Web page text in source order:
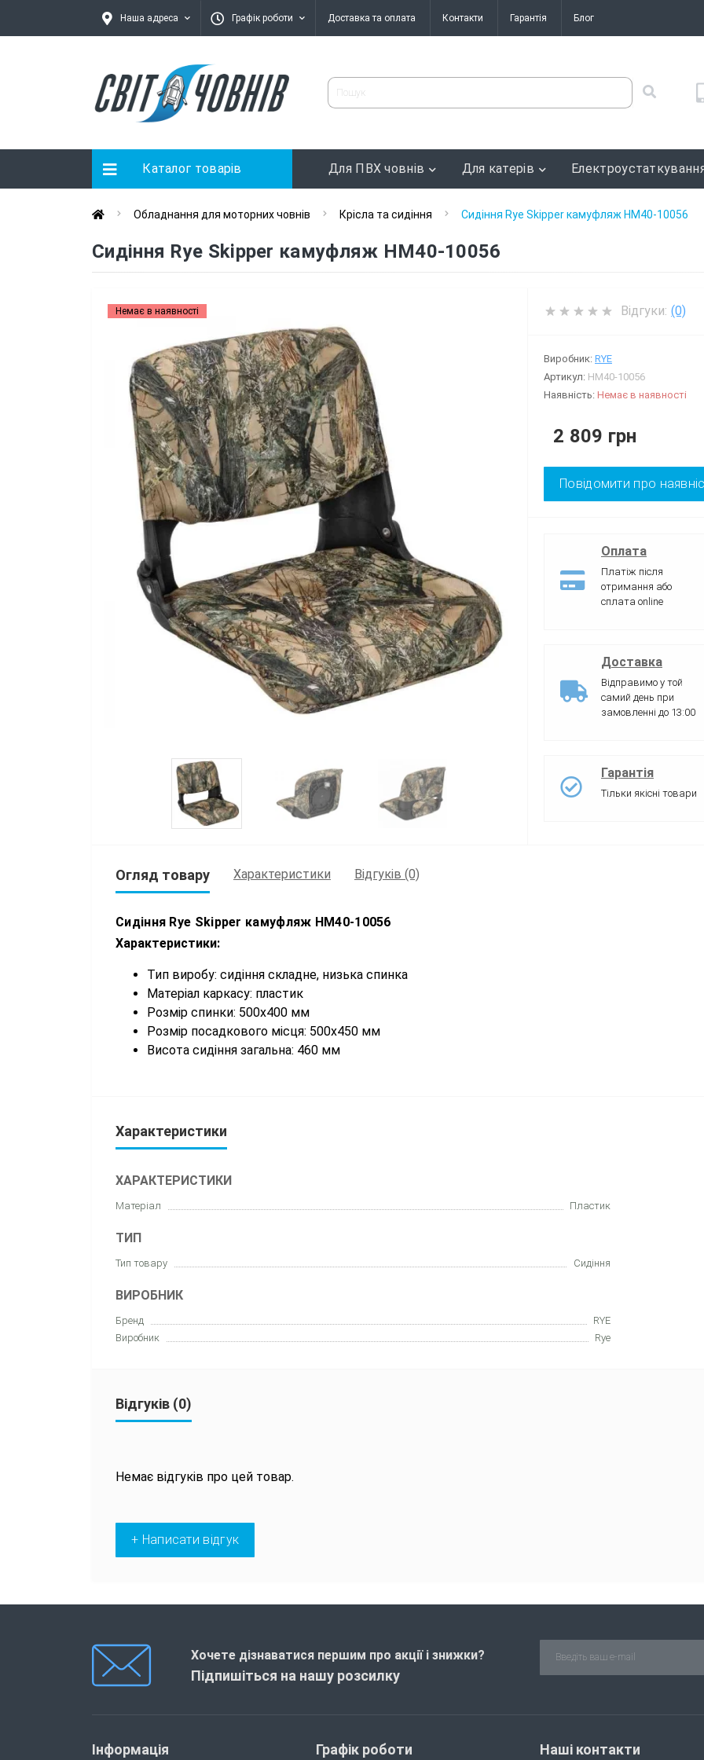
Наша адреса Графік роботи Доставка та оплата Контакти Гарантія Блог
Каталог товарів Для ПВХ човнів Для катерів
Обладнання для моторних човнів Крісла та сидіння Сидіння Rye Skipper камуфляж HM40-10056
Сидіння Rye Skipper камуфляж HM40-10056
Немає в наявності Відгуки: (0)
Виробник: RYE
Артикул: HM40-10056
Наявність: Немає в наявності
2 809 грн
Повідомити про
Оплата
Платіж після
отримання або
сплата online
Доставка
Відправимо у той
самий день при
замовленні до 13:00
Гарантія
Тільки якісні товари
Огляд товару Характеристики Відгуків (0)
Сидіння Rye Skipper камуфляж HM40-10056
Характеристики:
Тип виробу: сидіння складне, низька спинка
Матеріал каркасу: пластик
Розмір спинки: 500х400 мм
Розмір посадкового місця: 500х450 мм
Висота сидіння загальна: 460 мм
Характеристики
ХАРАКТЕРИСТИКИ
Матеріал Пластик
ТИП
Тип товару Сидіння
ВИРОБНИК
Бренд
RYE
Виробник
Rye
Відгуків (0)
Немає відгуків про цей товар.
+ Написати відгук
Хочете дізнаватися першим про акції і знижки?
Підпишіться на нашу розсилку
Інформація Графік роботи Наші контакти